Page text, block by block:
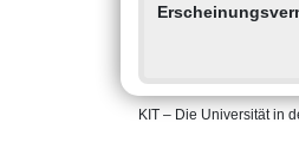
KIT – Die Universität in